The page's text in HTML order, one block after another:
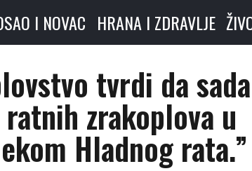
I NOVAC HRANA I ZDRAVLJE
tvrdi da sada
zrakoplova u
Hladnog rata.”